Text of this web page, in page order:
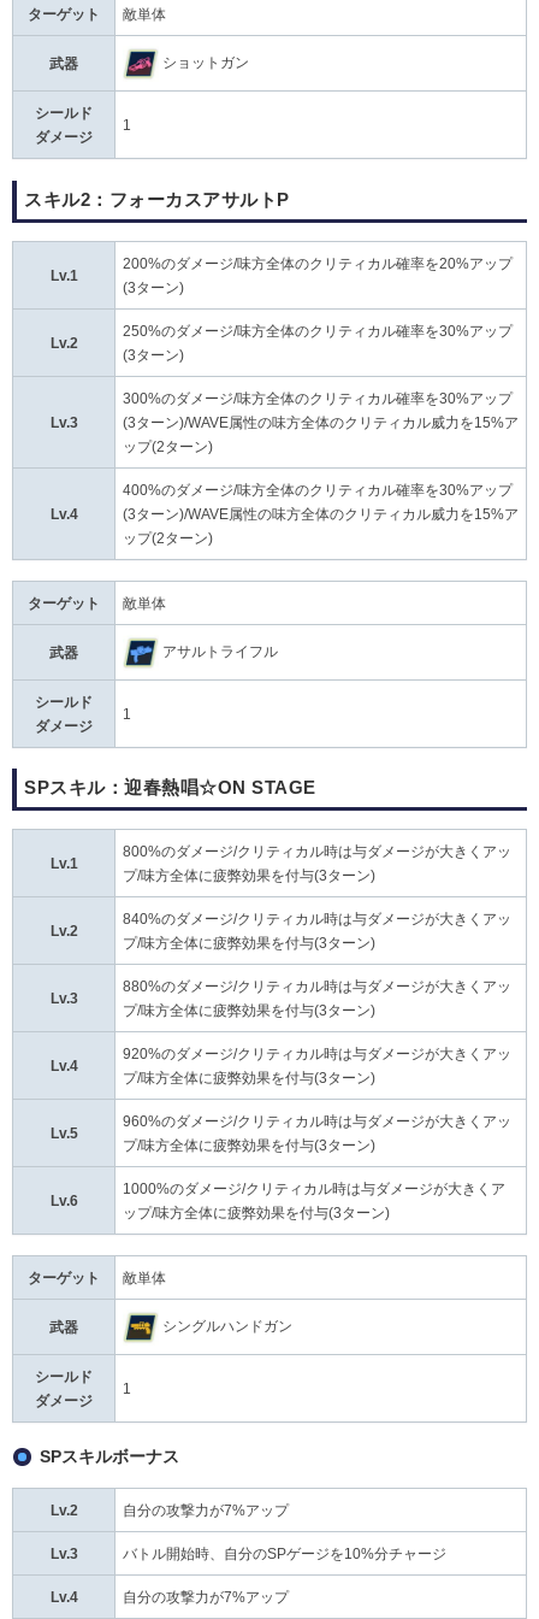
ターゲット 敵単体
武器 ショットガン
シールド
ダメージ
1
スキル2：フォーカスアサルトP
Lv.1
200%のダメージ/味方全体のクリティカル確率を20%アップ
(3ターン)
Lv.2
250%のダメージ/味方全体のクリティカル確率を30%アップ
(3ターン)
Lv.3
300%のダメージ/味方全体のクリティカル確率を30%アップ
(3ターン)/WAVE属性の味方全体のクリティカル威力を15%ア
ップ(2ターン)
Lv.4
400%のダメージ/味方全体のクリティカル確率を30%アップ
(3ターン)/WAVE属性の味方全体のクリティカル威力を15%ア
ップ(2ターン)
ターゲット 敵単体
武器 アサルトライフル
シールド
ダメージ
1
SPスキル：迎春熱唱☆ON STAGE
Lv.1
800%のダメージ/クリティカル時は与ダメージが大きくアッ
プ/味方全体に疲弊効果を付与(3ターン)
Lv.2
840%のダメージ/クリティカル時は与ダメージが大きくアッ
プ/味方全体に疲弊効果を付与(3ターン)
Lv.3
880%のダメージ/クリティカル時は与ダメージが大きくアッ
プ/味方全体に疲弊効果を付与(3ターン)
Lv.4
920%のダメージ/クリティカル時は与ダメージが大きくアッ
プ/味方全体に疲弊効果を付与(3ターン)
Lv.5
960%のダメージ/クリティカル時は与ダメージが大きくアッ
プ/味方全体に疲弊効果を付与(3ターン)
Lv.6
1000%のダメージ/クリティカル時は与ダメージが大きくア
ップ/味方全体に疲弊効果を付与(3ターン)
ターゲット 敵単体
武器 シングルハンドガン
シールド
ダメージ
1
SPスキルボーナス
Lv.2 自分の攻撃力が7%アップ
Lv.3 バトル開始時、自分のSPゲージを10%分チャージ
Lv.4 自分の攻撃力が7%アップ